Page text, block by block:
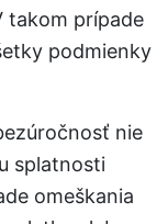
takom prípade
podmienky
nie
splatnosti
omeškania